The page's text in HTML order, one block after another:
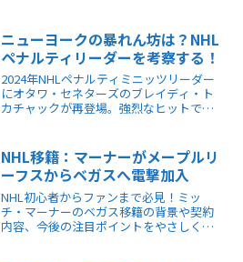
ニューヨークの暴れん坊は？NHL
ペナルティリーダーを考察する！
2024年NHLペナルティミニッツリーダー
にオタワ・セネターズのブレイディ・ト
カチャックが再登場。強烈なヒットで注
受け、キャリアへの警告を受けました。
NHL移籍：マーナーがメープルリ
ーフスからベガスへ電撃加入
NHL初心者からファンまで必見！ミッ
チ・マーナーのベガス移籍の背景や契約
内容、今後の注目ポイントをやさしく解